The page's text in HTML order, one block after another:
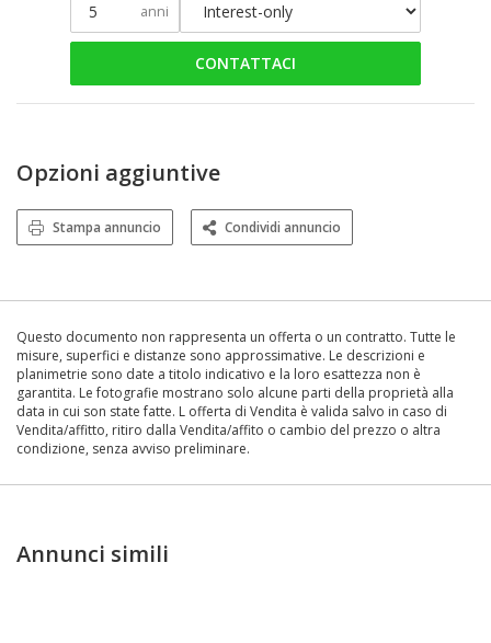
anni
CONTATTACI
Opzioni aggiuntive
Stampa annuncio Condividi annuncio
Questo documento non rappresenta un offerta o un contratto. Tutte le
misure, superfici e distanze sono approssimative. Le descrizioni e
planimetrie sono date a titolo indicativo e la loro esattezza non è
garantita. Le fotografie mostrano solo alcune parti della proprietà alla
data in cui son state fatte. L offerta di Vendita è valida salvo in caso di
Vendita/affitto, ritiro dalla Vendita/affito o cambio del prezzo o altra
condizione, senza avviso preliminare.
Annunci simili